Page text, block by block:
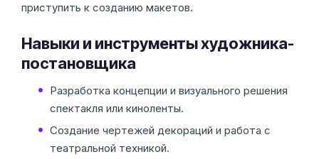
приступить к созданию макетов.
Навыки и инструменты художника-
постановщика
Разработка концепции и визуального решения
спектакля или киноленты.
Создание чертежей декораций и работа с
театральной техникой.